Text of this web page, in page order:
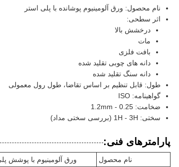
نام محصول: ورق آلومینیوم پوشانده با پلی استر
اثر سطحی:
درخشش بالا
مات
بافت فلزی
دانه های چوبی تقلید شده
دانه سنگ تقلید شده
طول: قابل تنظیم بر اساس تقاضا، طول رول معمولی
گواهینامه: ISO
ضخامت: 0.25 - 1.2mm
سختی: 1H - 3H (بررسی سختی مداد)
پارامترهای فنی:
نام محصول
ورق آلومينيوم با پوشش